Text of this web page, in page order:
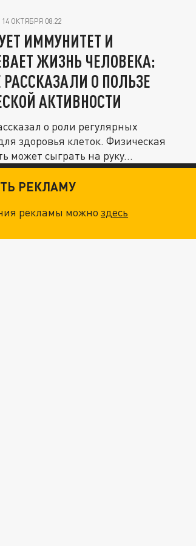
14 ОКТЯБРЯ 08:22
ИММУНИТЕТ И
ЖИЗНЬ ЧЕЛОВЕКА:
О ПОЛЬЗЕ
АКТИВНОСТИ
о роли регулярных
здоровья клеток. Физическая
может сыграть на руку...
РЕКЛАМУ
рекламы можноздесь